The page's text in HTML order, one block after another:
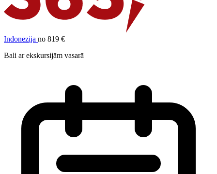
Indonēzija no 819 €
Bali ar ekskursijām vasarā